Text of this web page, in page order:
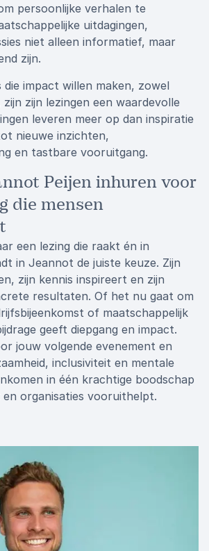
persoonlijke verhalen te
uitdagingen,
niet alleen informatief, maar
zijn.
die impact willen maken, zowel
zijn lezingen een waardevolle
leveren meer op dan inspiratie
nieuwe inzichten,
en tastbare vooruitgang.
Peijen inhuren voor
die mensen
een lezing die raakt én in
in Jeannot de juiste keuze. Zijn
zijn kennis inspireert en zijn
resultaten. Of het nu gaat om
of maatschappelijk
geeft diepgang en impact.
jouw volgende evenement en
inclusiviteit en mentale
in één krachtige boodschap
en organisaties vooruithelpt.